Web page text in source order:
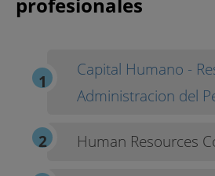
Capital Humano -
Administracion del
Human Resources